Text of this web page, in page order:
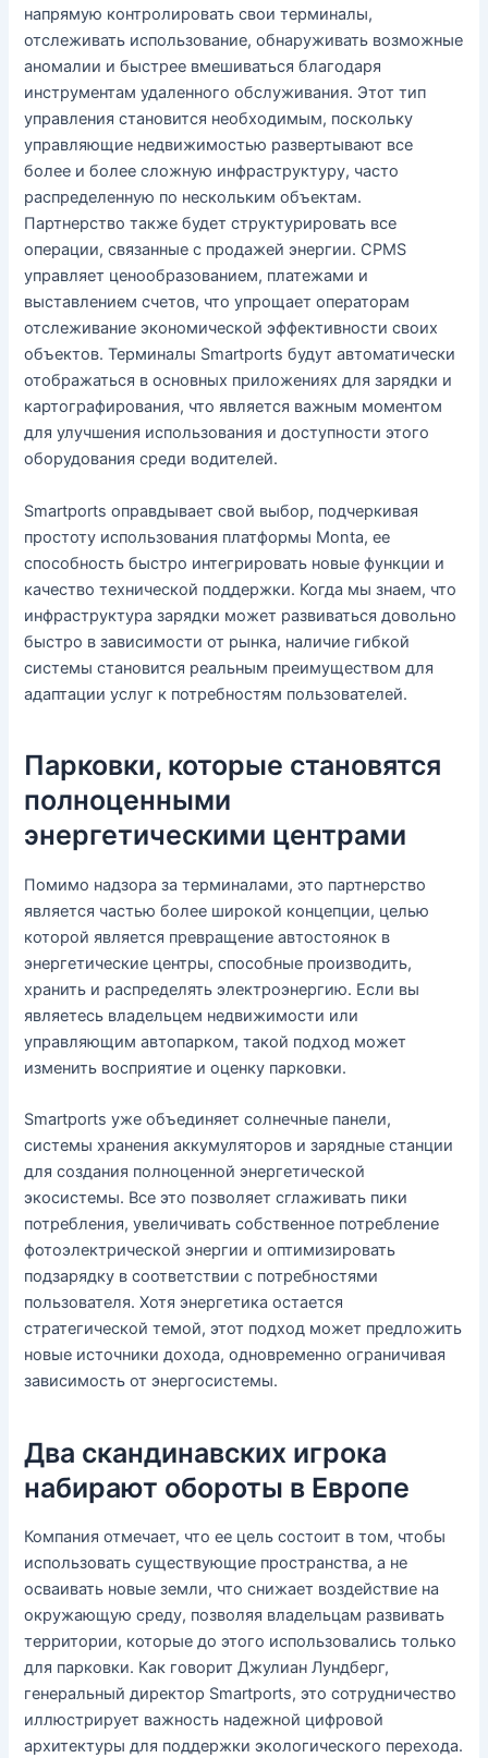
напрямую контролировать свои терминалы,
отслеживать использование, обнаруживать возможные
аномалии и быстрее вмешиваться благодаря
инструментам удаленного обслуживания. Этот тип
управления становится необходимым, поскольку
управляющие недвижимостью развертывают все
более и более сложную инфраструктуру, часто
распределенную по нескольким объектам.
Партнерство также будет структурировать все
операции, связанные с продажей энергии. CPMS
управляет ценообразованием, платежами и
выставлением счетов, что упрощает операторам
отслеживание экономической эффективности своих
объектов. Терминалы Smartports будут автоматически
отображаться в основных приложениях для зарядки и
картографирования, что является важным моментом
для улучшения использования и доступности этого
оборудования среди водителей.
Smartports оправдывает свой выбор, подчеркивая
простоту использования платформы Monta, ее
способность быстро интегрировать новые функции и
качество технической поддержки. Когда мы знаем, что
инфраструктура зарядки может развиваться довольно
быстро в зависимости от рынка, наличие гибкой
системы становится реальным преимуществом для
адаптации услуг к потребностям пользователей.
Парковки, которые становятся
полноценными
энергетическими центрами
Помимо надзора за терминалами, это партнерство
является частью более широкой концепции, целью
которой является превращение автостоянок в
энергетические центры, способные производить,
хранить и распределять электроэнергию. Если вы
являетесь владельцем недвижимости или
управляющим автопарком, такой подход может
изменить восприятие и оценку парковки.
Smartports уже объединяет солнечные панели,
системы хранения аккумуляторов и зарядные станции
для создания полноценной энергетической
экосистемы. Все это позволяет сглаживать пики
потребления, увеличивать собственное потребление
фотоэлектрической энергии и оптимизировать
подзарядку в соответствии с потребностями
пользователя. Хотя энергетика остается
стратегической темой, этот подход может предложить
новые источники дохода, одновременно ограничивая
зависимость от энергосистемы.
Два скандинавских игрока
набирают обороты в Европе
Компания отмечает, что ее цель состоит в том, чтобы
использовать существующие пространства, а не
осваивать новые земли, что снижает воздействие на
окружающую среду, позволяя владельцам развивать
территории, которые до этого использовались только
для парковки. Как говорит Джулиан Лундберг,
генеральный директор Smartports, это сотрудничество
иллюстрирует важность надежной цифровой
архитектуры для поддержки экологического перехода.